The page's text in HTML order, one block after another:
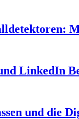
LinkedIn
und die